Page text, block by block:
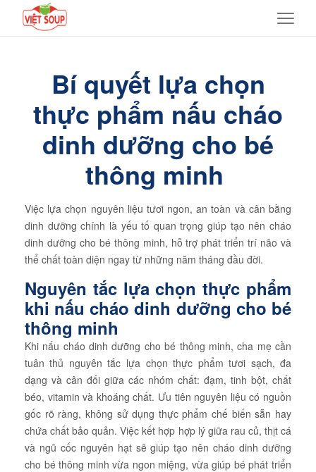
Bí quyết lựa chọn
thực phẩm nấu cháo
dinh dưỡng cho bé
thông minh
Việc lựa chọn nguyên liệu tươi ngon, an toàn và cân bằng
dinh dưỡng chính là yếu tố quan trọng giúp tạo nên cháo
dinh dưỡng cho bé thông minh, hỗ trợ phát triển trí não và
thể chất toàn diện ngay từ những năm tháng đầu đời.
Nguyên tắc lựa chọn thực phẩm
khi nấu cháo dinh dưỡng cho bé
thông minh
Khi nấu cháo dinh dưỡng cho bé thông minh, cha mẹ cần
tuân thủ nguyên tắc lựa chọn thực phẩm tươi sạch, đa
dạng và cân đối giữa các nhóm chất: đạm, tinh bột, chất
béo, vitamin và khoáng chất. Ưu tiên nguyên liệu có nguồn
gốc rõ ràng, không sử dụng thực phẩm chế biến sẵn hay
chứa chất bảo quản. Việc kết hợp hợp lý giữa rau củ, thịt cá
và ngũ cốc nguyên hạt sẽ giúp tạo nên cháo dinh dưỡng
cho bé thông minh vừa ngon miệng, vừa giúp bé phát triển